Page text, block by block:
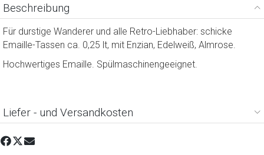
Beschreibung
Für durstige Wanderer und alle Retro-Liebhaber: schicke
Emaille-Tassen ca. 0,25 lt, mit Enzian, Edelweiß, Almrose.
Hochwertiges Emaille. Spülmaschinengeeignet.
Liefer - und Versandkosten